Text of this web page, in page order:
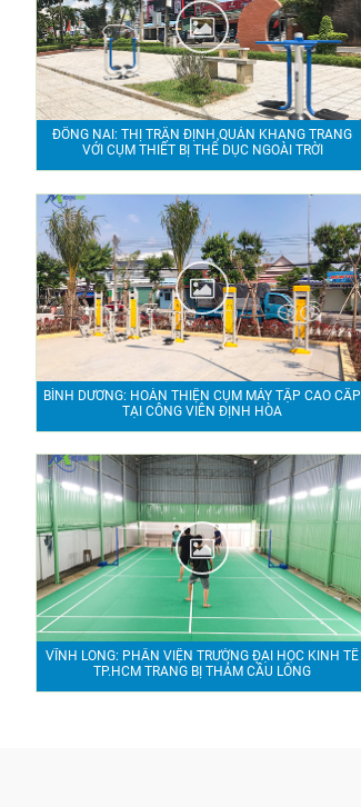
ĐỒNG NAI: THỊ TRẤN ĐỊNH QUÁN KHANG TRANG
VỚI CỤM THIẾT BỊ THỂ DỤC NGOÀI TRỜI
BÌNH DƯƠNG: HOÀN THIỆN CỤM MÁY TẬP CAO CẤP
TẠI CÔNG VIÊN ĐỊNH HÒA
VĨNH LONG: PHÂN VIỆN TRƯỜNG ĐẠI HỌC KINH TẾ
TP.HCM TRANG BỊ THẢM CẦU LÔNG